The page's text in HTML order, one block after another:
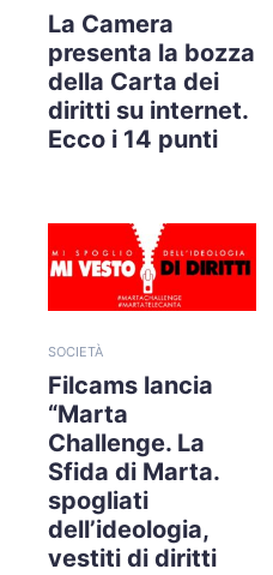
La Camera
presenta la bozza
della Carta dei
diritti su internet.
Ecco i 14 punti
SOCIETÀ
Filcams lancia
“Marta
Challenge. La
Sfida di Marta.
spogliati
dell’ideologia,
vestiti di diritti